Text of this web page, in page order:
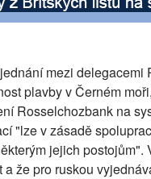
mezi
plavby v Černém
Rosselchozbank na
"lze v zásadě
jejich
a že pro ruskou